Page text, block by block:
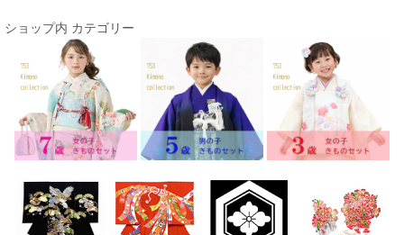
ショップ内 カテゴリー